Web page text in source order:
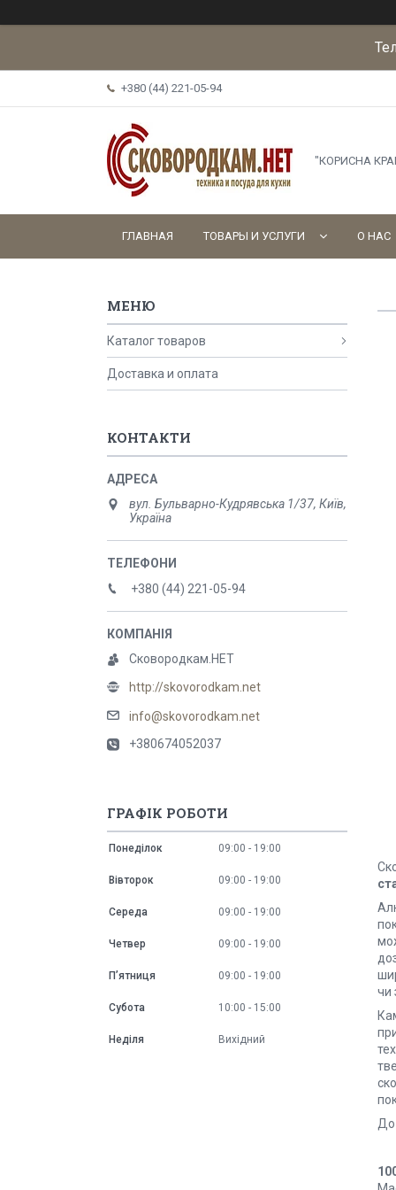
+380 (44) 221-05-94
"КОРИСНА
ГЛАВНАЯ ТОВАРЫ И УСЛУГИ О НАС
чи
До
Каталог товаров
Доставка и оплата
КОНТАКТИ
вул. Бульварно-Кудрявська 1/37, Київ,
Україна
+380 (44) 221-05-94
Сковородкам.НЕТ
http://skovorodkam.net
info@skovorodkam.net
+380674052037
ГРАФІК РОБОТИ
Понеділок 09:00 19:00
Вівторок 09:00 19:00
Середа 09:00 19:00
Четвер 09:00 19:00
Пʼятниця 09:00 19:00
Субота 10:00 15:00
Неділя Вихідний